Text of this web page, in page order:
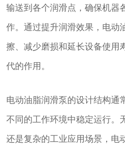
输送到各个润滑点，确保机器
作。通过提升润滑效果，电动
擦、减少磨损和延长设备使用
代的作用。
电动油脂润滑泵的设计结构通
不同的工作环境中稳定运行。
还是复杂的工业应用场景，电